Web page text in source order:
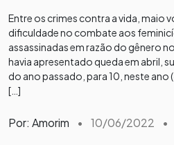
Entre os crimes contra a vida, maio
dificuldade no combate aos
assassinadas em razão do gênero
havia apresentado queda em abril,
do ano passado, para 10, neste ano
[…]
Por: Amorim • 10/06/2022 •